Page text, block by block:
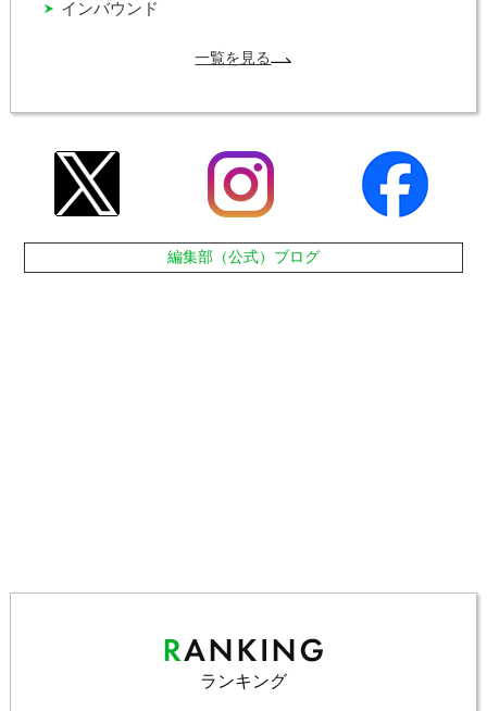
インバウンド
一覧を見る
編集部（公式）ブログ
ランキング